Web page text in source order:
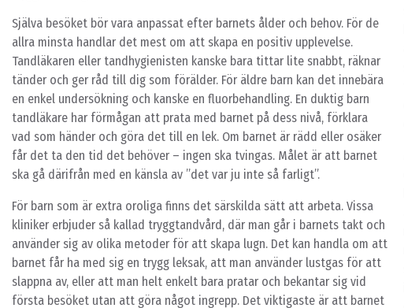
Själva besöket bör vara anpassat efter barnets ålder och behov. För de
allra minsta handlar det mest om att skapa en positiv upplevelse.
Tandläkaren eller tandhygienisten kanske bara tittar lite snabbt, räknar
tänder och ger råd till dig som förälder. För äldre barn kan det innebära
en enkel undersökning och kanske en fluorbehandling. En duktig barn
tandläkare har förmågan att prata med barnet på dess nivå, förklara
vad som händer och göra det till en lek. Om barnet är rädd eller osäker
får det ta den tid det behöver – ingen ska tvingas. Målet är att barnet
ska gå därifrån med en känsla av ”det var ju inte så farligt”.
För barn som är extra oroliga finns det särskilda sätt att arbeta. Vissa
kliniker erbjuder så kallad tryggtandvård, där man går i barnets takt och
använder sig av olika metoder för att skapa lugn. Det kan handla om att
barnet får ha med sig en trygg leksak, att man använder lustgas för att
slappna av, eller att man helt enkelt bara pratar och bekantar sig vid
första besöket utan att göra något ingrepp. Det viktigaste är att barnet